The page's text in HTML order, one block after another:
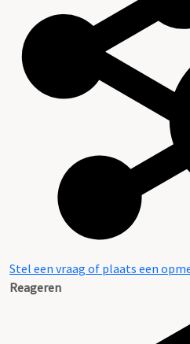
Stel een vraag of plaats een
Reageren